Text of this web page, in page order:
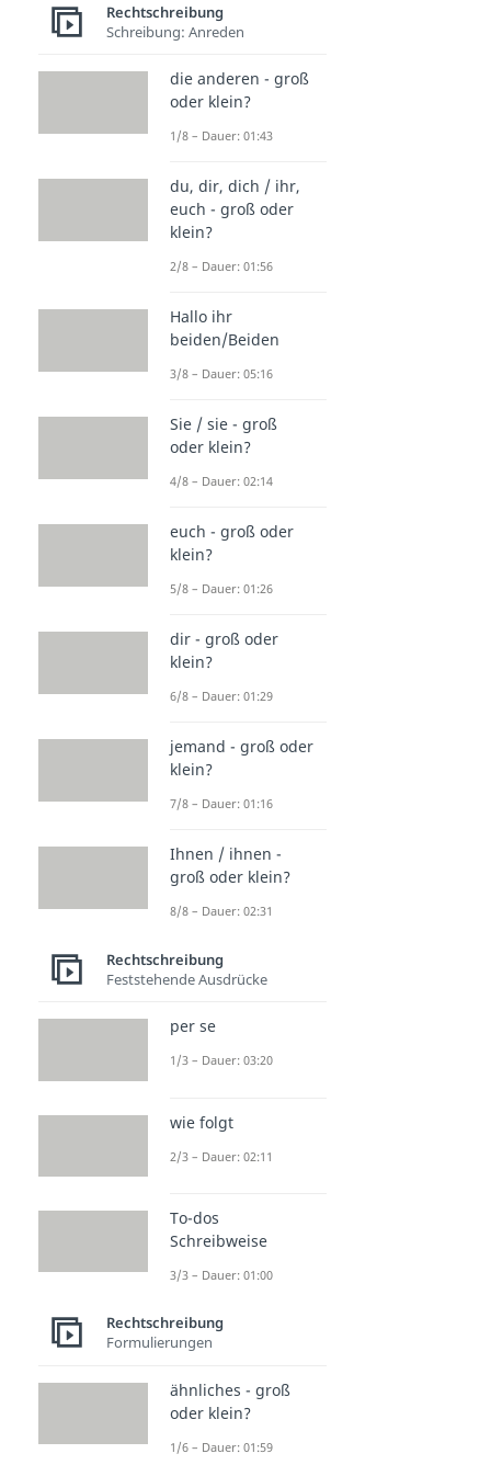
Rechtschreibung
Schreibung: Anreden
die anderen - groß
oder klein?
1/8 – Dauer: 01:43
du, dir, dich / ihr,
euch - groß oder
klein?
2/8 – Dauer: 01:56
Hallo ihr
beiden/Beiden
3/8 – Dauer: 05:16
Sie / sie - groß
oder klein?
4/8 – Dauer: 02:14
euch - groß oder
klein?
5/8 – Dauer: 01:26
dir - groß oder
klein?
6/8 – Dauer: 01:29
jemand - groß oder
klein?
7/8 – Dauer: 01:16
Ihnen / ihnen -
groß oder klein?
8/8 – Dauer: 02:31
Rechtschreibung
Feststehende Ausdrücke
per se
1/3 – Dauer: 03:20
wie folgt
2/3 – Dauer: 02:11
To-dos
Schreibweise
3/3 – Dauer: 01:00
Rechtschreibung
Formulierungen
ähnliches - groß
oder klein?
1/6 – Dauer: 01:59